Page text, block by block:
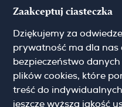
Zaakceptuj ciasteczka
Dziękujemy za
prywatność ma dla nas
bezpieczeństwo
plików cookies, które
treść do
jeszcze wyższą jakość